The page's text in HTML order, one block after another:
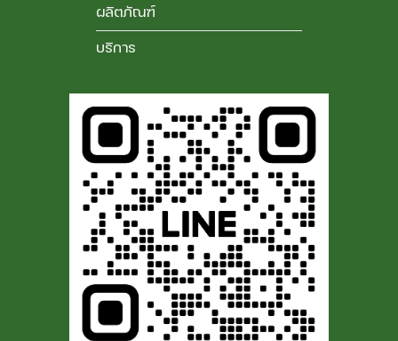
ผลิตภัณฑ์
บริการ